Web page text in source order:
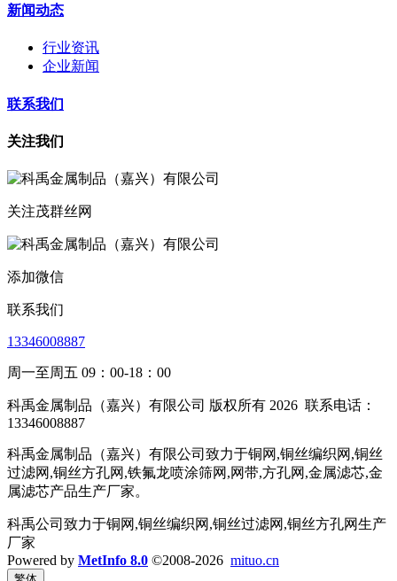
新闻动态
行业资讯
企业新闻
联系我们
关注我们
关注茂群丝网
添加微信
联系我们
13346008887
周一至周五 09：00-18：00
科禹金属制品（嘉兴）有限公司 版权所有 2026 联系电话：
13346008887
科禹金属制品（嘉兴）有限公司致力于铜网,铜丝编织网,铜丝
过滤网,铜丝方孔网,铁氟龙喷涂筛网,网带,方孔网,金属滤芯,金
属滤芯产品生产厂家。
科禹公司致力于铜网,铜丝编织网,铜丝过滤网,铜丝方孔网生产
厂家
Powered by MetInfo 8.0 ©2008-2026 mituo.cn